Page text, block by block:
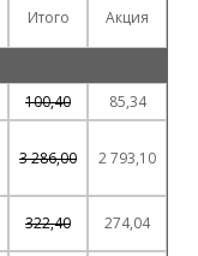
Итого Акция
100,40
85,34
3 286,00 2 793,10
322,40 274,04